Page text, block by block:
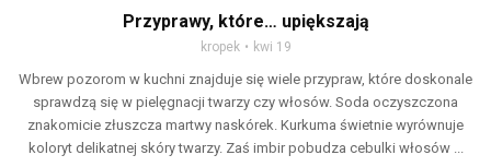
Przyprawy, które… upiększają
kropek kwi 19
Wbrew pozorom w kuchni znajduje się wiele przypraw, które doskonale
sprawdzą się w pielęgnacji twarzy czy włosów. Soda oczyszczona
znakomicie złuszcza martwy naskórek. Kurkuma świetnie wyrównuje
koloryt delikatnej skóry twarzy. Zaś imbir pobudza cebulki włosów ...